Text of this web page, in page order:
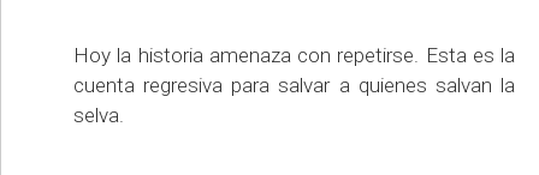
Hoy la historia amenaza con repetirse. Esta es la
cuenta regresiva para salvar a quienes salvan la
selva.